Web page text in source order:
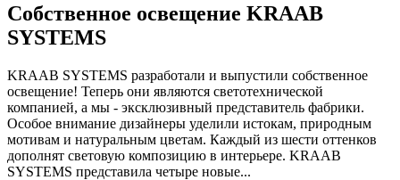
Собственное освещение KRAAB
SYSTEMS
KRAAB SYSTEMS разработали и выпустили собственное
освещение! Теперь они являются светотехнической
компанией, а мы - эксклюзивный представитель фабрики.
Особое внимание дизайнеры уделили истокам, природным
мотивам и натуральным цветам. Каждый из шести оттенков
дополнят световую композицию в интерьере. KRAAB
SYSTEMS представила четыре новые...